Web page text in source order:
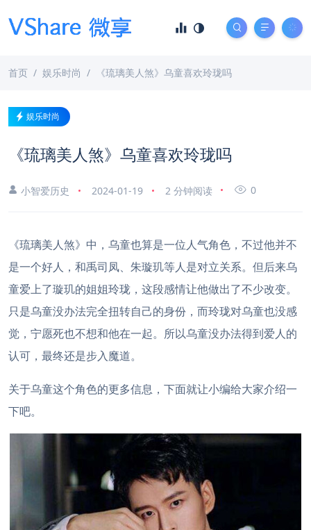
首页 娱乐时尚 《琉璃美人煞》乌童喜欢玲珑吗
娱乐时尚
《琉璃美人煞》乌童喜欢玲珑吗
小智爱历史 2024-01-19 2 分钟阅读 0
《琉璃美人煞》中，乌童也算是一位人气角色，不过他并不
是一个好人，和禹司凤、朱璇玑等人是对立关系。但后来乌
童爱上了璇玑的姐姐玲珑，这段感情让他做出了不少改变。
只是乌童没办法完全扭转自己的身份，而玲珑对乌童也没感
觉，宁愿死也不想和他在一起。所以乌童没办法得到爱人的
认可，最终还是步入魔道。
关于乌童这个角色的更多信息，下面就让小编给大家介绍一
下吧。